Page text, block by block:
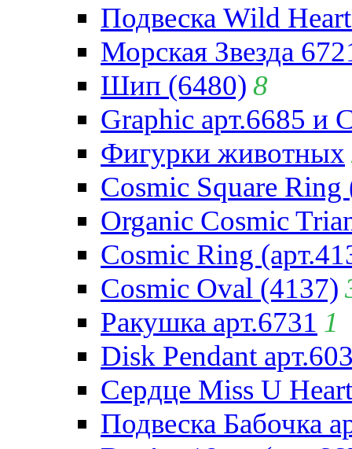
Подвеска Wild
Морская Звезда
Шип (6480) 8
Graphic арт.6685 и
Фигурки животных
Cosmic Square Ring
Organic Cosmic
Cosmic Ring
Cosmic Oval (4137)
Ракушка арт.6731 1
Disk Pendant
Сердце Miss U
Подвеска Бабочка